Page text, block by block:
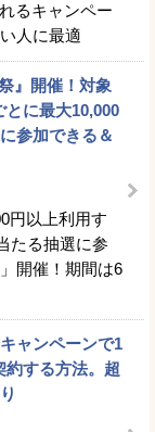
るキャンペー
人に最適
』開催！対象
に最大10,000
参加できる＆
円以上利用す
たる抽選に参
開催！期間は6
ャンペーンで1
約する方法。超